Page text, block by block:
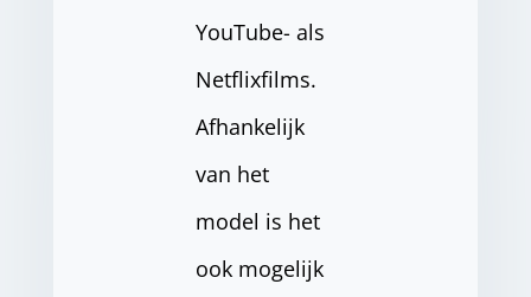
YouTube- als
Netflixfilms.
Afhankelijk
van het
model is het
ook mogelijk